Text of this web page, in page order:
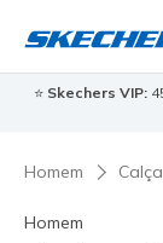
⭐ Skechers VIP:
Homem
Homem